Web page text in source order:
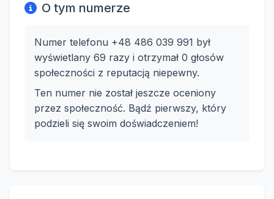
O tym numerze
Numer telefonu +48 486 039 991 był
wyświetlany 69 razy i otrzymał 0 głosów
społeczności z reputacją niepewny.
Ten numer nie został jeszcze oceniony
przez społeczność. Bądź pierwszy, który
podzieli się swoim doświadczeniem!